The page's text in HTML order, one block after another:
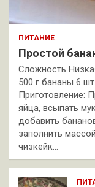
ПИТАНИЕ
Простой
Сложность
500 г бананы 6
Приготовление:
яйца, всыпать
добавить
заполнить
чизкейк…